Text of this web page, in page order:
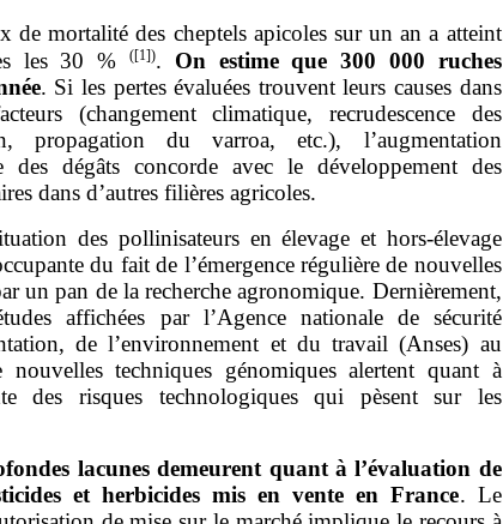
de mortalité des cheptels apicoles sur un an a atteint
les 30 %
([1]). On estime que 300 000 ruches
. Si les pertes évaluées trouvent leurs causes dans
(changement climatique, recrudescence des
propagation du varroa, etc.), l’augmentation
des dégâts concorde avec le développement des
dans d’autres filières agricoles.
des pollinisateurs en élevage et hors‑élevage
du fait de l’émergence régulière de nouvelles
un pan de la recherche agronomique. Dernièrement,
affichées par l’Agence nationale de sécurité
de l’environnement et du travail (Anses) au
nouvelles techniques génomiques alertent quant à
des risques technologiques qui pèsent sur les
lacunes demeurent quant à l’évaluation de
et herbicides mis en vente en France. Le